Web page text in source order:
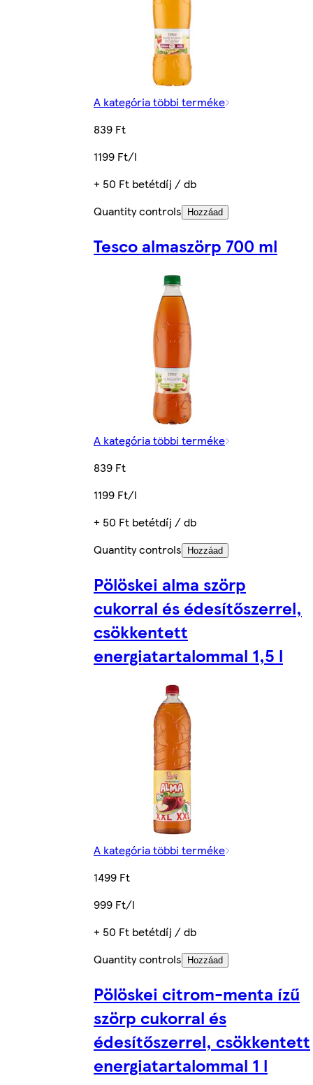
A kategória többi terméke
839 Ft
1199 Ft/l
+ 50 Ft betétdíj / db
Quantity controls
Hozzáad
Tesco almaszörp 700 ml
A kategória többi terméke
839 Ft
1199 Ft/l
+ 50 Ft betétdíj / db
Quantity controls
Hozzáad
Pölöskei alma szörp
cukorral és édesítőszerrel,
csökkentett
energiatartalommal 1,5 l
A kategória többi terméke
1499 Ft
999 Ft/l
+ 50 Ft betétdíj / db
Quantity controls
Hozzáad
Pölöskei citrom-menta ízű
szörp cukorral és
édesítőszerrel, csökkentett
energiatartalommal 1 l